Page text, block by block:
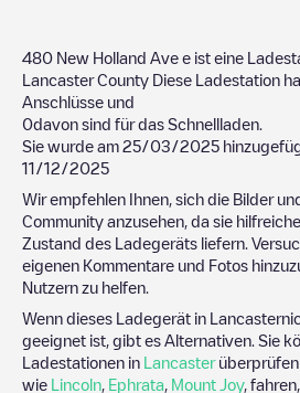
480 New Holland Ave e ist eine
Lancaster County Diese Ladestation
Anschlüsse und
0davon sind für das Schnellladen.
Sie wurde am 25/03/2025
11/12/2025
Wir empfehlen Ihnen, sich die Bilder
Community anzusehen, da sie
Zustand des Ladegeräts liefern.
eigenen Kommentare und Fotos
Nutzern zu helfen.
Wenn dieses Ladegerät in Lancaster
geeignet ist, gibt es Alternativen. Sie
Ladestationen in Lancasterüberprüfen
wie Lincoln Ephrata Mount Joy,